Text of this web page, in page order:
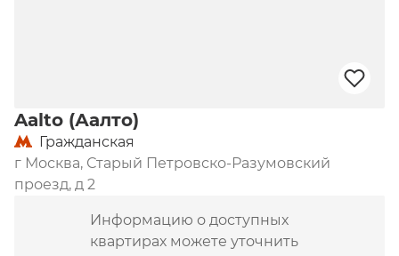
Aalto (Аалто)
Гражданская
г Москва, Старый Петровско-Разумовский
проезд, д 2
Информацию о доступных
квартирах можете уточнить